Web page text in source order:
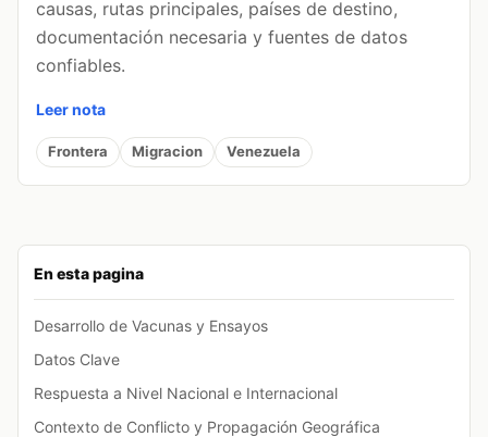
En esta pagina
Desarrollo de Vacunas y Ensayos
Datos Clave
Respuesta a Nivel Nacional e Internacional
Contexto de Conflicto y Propagación Geográfica
causas, rutas principales, países de destino,
documentación necesaria y fuentes de datos
confiables.
Leer nota
Frontera Migracion Venezuela